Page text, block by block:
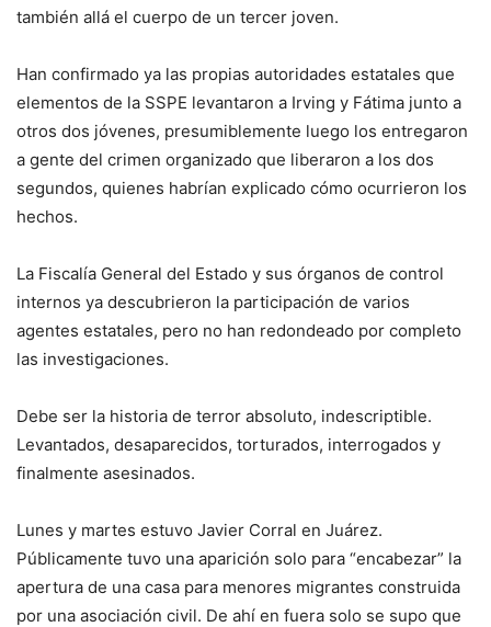
también allá el cuerpo de un tercer joven.
Han confirmado ya las propias autoridades estatales que
elementos de la SSPE levantaron a Irving y Fátima junto a
otros dos jóvenes, presumiblemente luego los entregaron
a gente del crimen organizado que liberaron a los dos
segundos, quienes habrían explicado cómo ocurrieron los
hechos.
La Fiscalía General del Estado y sus órganos de control
internos ya descubrieron la participación de varios
agentes estatales, pero no han redondeado por completo
las investigaciones.
Debe ser la historia de terror absoluto, indescriptible.
Levantados, desaparecidos, torturados, interrogados y
finalmente asesinados.
Lunes y martes estuvo Javier Corral en Juárez.
Públicamente tuvo una aparición solo para “encabezar” la
apertura de una casa para menores migrantes construida
por una asociación civil. De ahí en fuera solo se supo que